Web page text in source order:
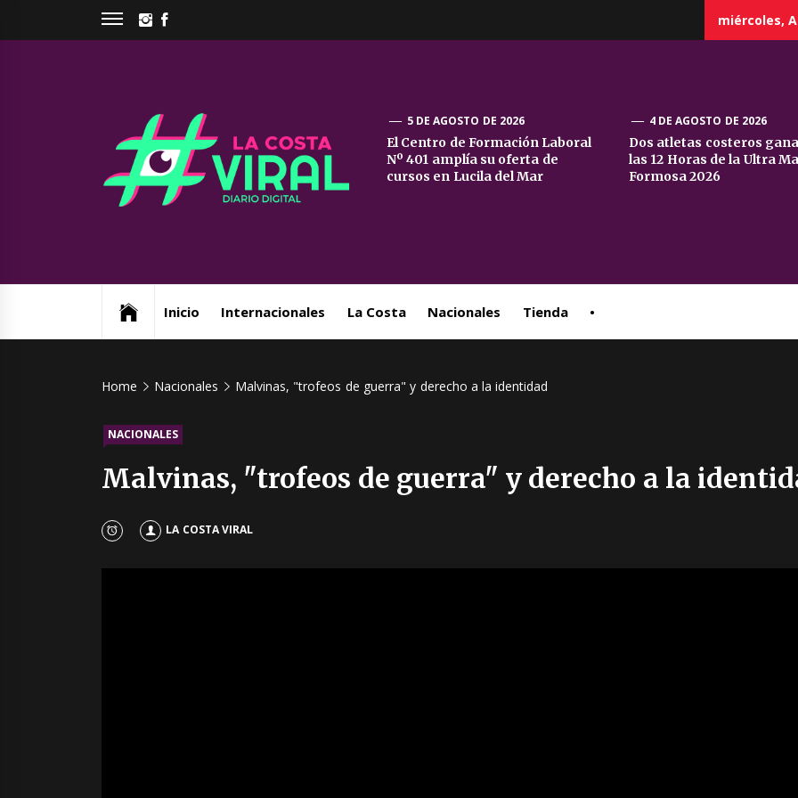
INSTAGRAM
miércoles,
La
Costa
5 DE AGOSTO DE 2026
El Centro de Formación Laboral
Nº 401 amplía su oferta de
cursos en Lucila del Mar
4 DE AGOSTO DE 2026
Dos atletas costeros
las 12 Horas de la Ultra
Formosa 2026
Inicio Internacionales La Costa Nacionales Tienda •
Home Nacionales Malvinas, "trofeos de guerra" y derecho a la identidad
NACIONALES
Malvinas, "trofeos de guerra" y derecho a la
LA COSTA VIRAL